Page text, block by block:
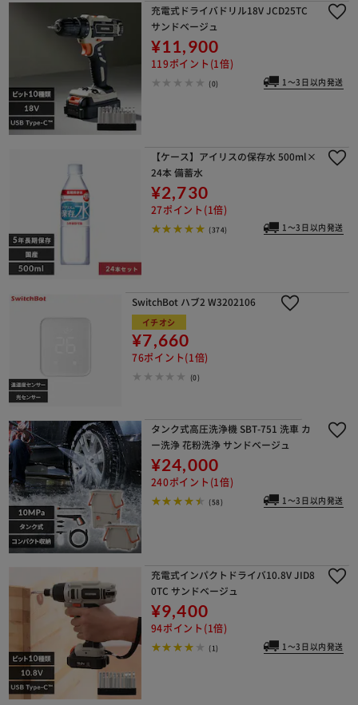
充電式ドライバドリル18V JCD25TC
サンドベージュ
¥11,900
119ポイント(1倍)
(0) 1～3日以内発送
【ケース】アイリスの保存水 500ml×
24本 備蓄水
¥2,730
27ポイント(1倍)
(374) 1～3日以内発送
SwitchBot ハブ2 W3202106
イチオシ
¥7,660
76ポイント(1倍)
(0)
タンク式高圧洗浄機 SBT-751 洗車 カ
ー洗浄 花粉洗浄 サンドベージュ
¥24,000
240ポイント(1倍)
(58) 1～3日以内発送
充電式インパクトドライバ10.8V JID8
0TC サンドベージュ
¥9,400
94ポイント(1倍)
(1) 1～3日以内発送